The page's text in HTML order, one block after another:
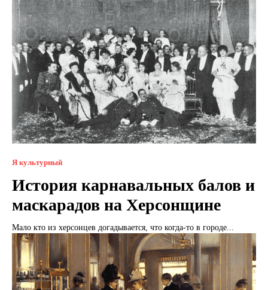
Я культурный
История карнавальных балов и
маскарадов на Херсонщине
Мало кто из херсонцев догадывается, что когда-то в городе...